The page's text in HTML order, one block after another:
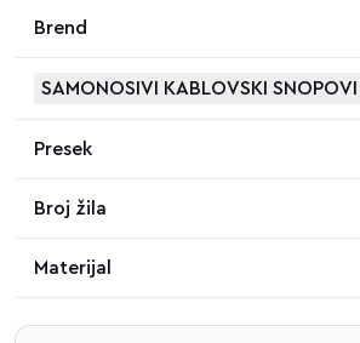
Brend
SAMONOSIVI KABLOVSKI SNOPOVI
Presek
Broj žila
Materijal